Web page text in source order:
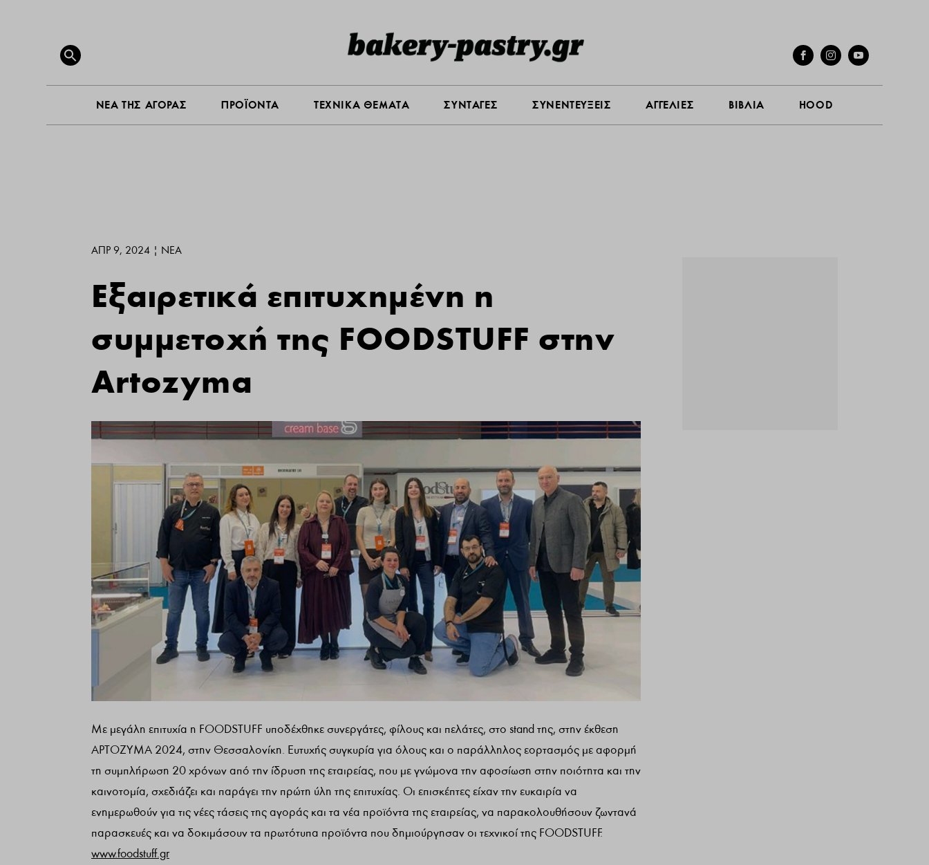
Search
for:
SEARCH BUTTON
ΝΕΑ ΤΗΣ ΑΓΟΡΑΣ ΠΡΟΪΟΝΤΑ ΤΕΧΝΙΚΑ ΘΕΜΑΤΑ ΣΥΝΤΑΓΕΣ ΣΥΝΕΝΤΕΥΞΕΙΣ ΑΓΓΕΛΙΕΣ ΒΙΒΛΙΑ HOOD
HOOD
ΑΠΡ 9, 2024 | ΝΕΑ
Εξαιρετικά επιτυχημένη η
συμμετοχή της FOODSTUFF στην
Αrtozyma
Με μεγάλη επιτυχία η FOODSTUFF υποδέχθηκε συνεργάτες, φίλους και πελάτες, στο stand της, στην έκθεση
ΑΡΤΟΖΥΜΑ 2024, στην Θεσσαλονίκη. Ευτυχής συγκυρία για όλους και ο παράλληλος εορτασμός με αφορμή
τη συμπλήρωση 20 χρόνων από την ίδρυση της εταιρείας, που με γνώμονα την αφοσίωση στην ποιότητα και την
καινοτομία, σχεδιάζει και παράγει την πρώτη ύλη της επιτυχίας. Οι επισκέπτες είχαν την ευκαιρία να
ενημερωθούν για τις νέες τάσεις της αγοράς και τα νέα προϊόντα της εταιρείας, να παρακολουθήσουν ζωντανά
παρασκευές και να δοκιμάσουν τα πρωτότυπα προϊόντα που δημιούργησαν οι τεχνικοί της FOODSTUFF.
www.foodstuff.gr